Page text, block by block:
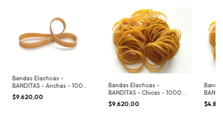
Bandas Elasticas -
BANDITAS - Anchas - 1000
Grs.
$9.620,00
Bandas Elasticas -
BANDITAS - Chicas - 1000
Grs.
$9.620,00
Grs.